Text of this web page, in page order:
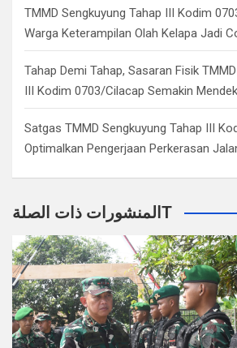
TMMD Sengkuyung Tahap III Kodim
Warga Keterampilan Olah Kelapa Jadi
Tahap Demi Tahap, Sasaran Fisik
III Kodim 0703/Cilacap Semakin
Satgas TMMD Sengkuyung Tahap III
Optimalkan Pengerjaan Perkerasan
المنشورات ذات الصلةT